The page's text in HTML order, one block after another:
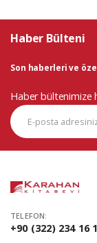
Haber Bülteni
Son haberleri ve
Haber bültenimize
TELEFON:
+90 (322) 234 16